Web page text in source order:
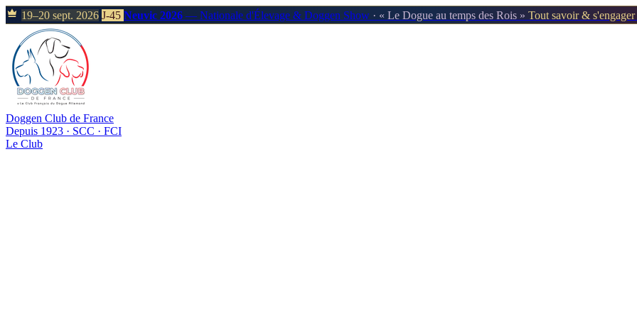
19–20 sept. 2026 J-45 Neuvic 2026 — Nationale d'Élevage & Doggen Show · « Le Dogue au temps des Rois » Tout savoir &
Doggen Club de France
Depuis 1923 · SCC · FCI
Le Club